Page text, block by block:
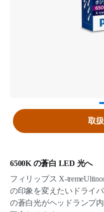
6500K の蒼白 LED 光へ
フィリップス X-
の印象を変えたいドライ
の蒼白光がヘッドランプ
取